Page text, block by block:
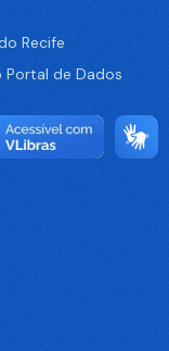
Recife
de Dados